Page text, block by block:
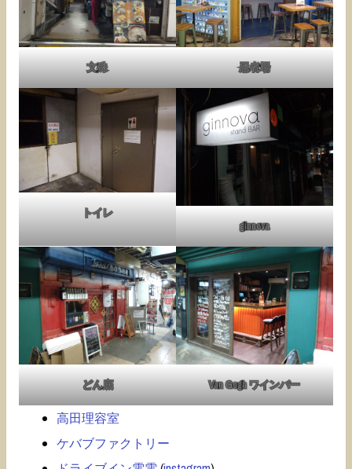
文殊 忍者場
トイレ
ginnova
どん底 Van Gogh ワインバー
高田理容室
ケバブファクトリー